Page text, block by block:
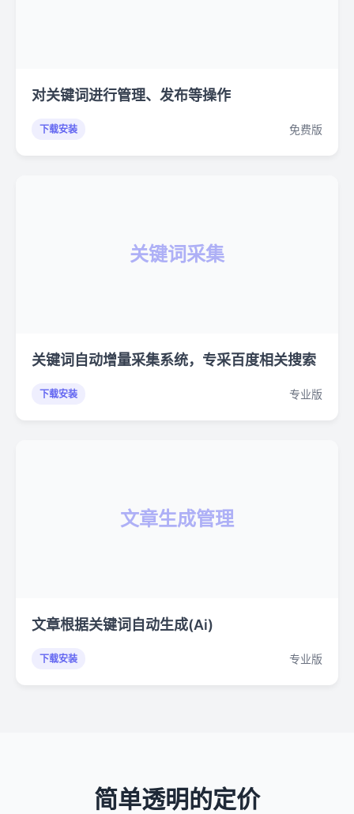
对关键词进行管理、发布等操作
下载安装 免费版
关键词采集
关键词自动增量采集系统，专采百度相关搜索
下载安装 专业版
文章生成管理
文章根据关键词自动生成(Ai)
下载安装 专业版
简单透明的定价